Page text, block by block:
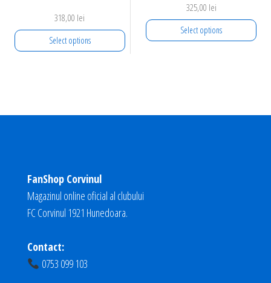
318,00 lei
Select options
325,00 lei
Select options
FanShop Corvinul
Magazinul online oficial al clubului
FC Corvinul 1921 Hunedoara.
Contact:
0753 099 103